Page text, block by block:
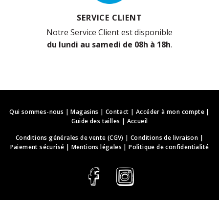
SERVICE CLIENT
Notre Service Client est disponible
du lundi au samedi de 08h à 18h.
Qui sommes-nous |Magasins | Contact | Accéder à mon compte|
Guide des tailles | Accueil
Conditions générales de vente (CGV) |Conditions de livraison |
Paiement sécurisé | Mentions légales |Politique de confidentialité